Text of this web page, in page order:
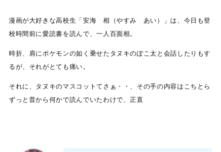
漫画が大好きな高校生「安海 相（やすみ あい）」は、今日も登
校時間前に愛読書を読んで、一人百面相。
時折、肩にポケモンの如く乗せたタヌキのぽこ太と会話したりもす
るが、それがとても痛い。
それに、タヌキのマスコットてさぁ・・、その手の内容はこちとら
ずっと昔から何かで読んでいたわけで、正直